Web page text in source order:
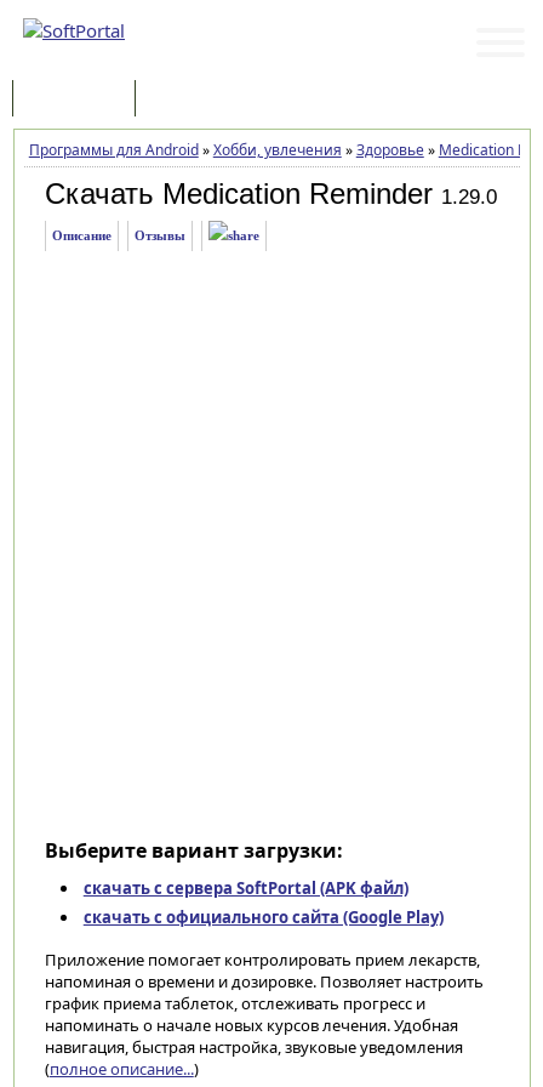
Программы для Android»Хобби, увлечения »Здоровье» Medication
Скачать Medication Reminder 1.29.0
Описание Отзывы
Выберите вариант загрузки:
скачать с сервера SoftPortal (APK файл)
скачать с официального сайта (Google Play)
Приложение помогает контролировать прием лекарств,
напоминая о времени и дозировке. Позволяет настроить
график приема таблеток, отслеживать прогресс и
напоминать о начале новых курсов лечения. Удобная
навигация, быстрая настройка, звуковые уведомления
(полное описание...)